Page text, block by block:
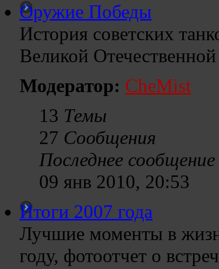
Оружие Победы
История советских
Великой
Модератор: CheMist
13 Темы
27 Сообщения
Последнее сообщение
09 янв 2010, 20:53
Итоги 2007 года
Лучшие моменты в
году, фотоотчет о